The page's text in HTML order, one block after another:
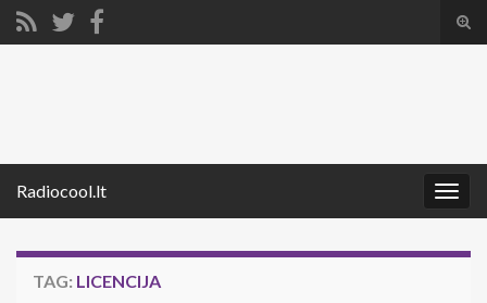
Radiocool.lt
TAG: LICENCIJA